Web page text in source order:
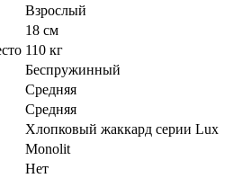
Взрослый
18 см
110 кг
Беспружинный
Средняя
Средняя
Хлопковый жаккард серии Lux
Monolit
Нет